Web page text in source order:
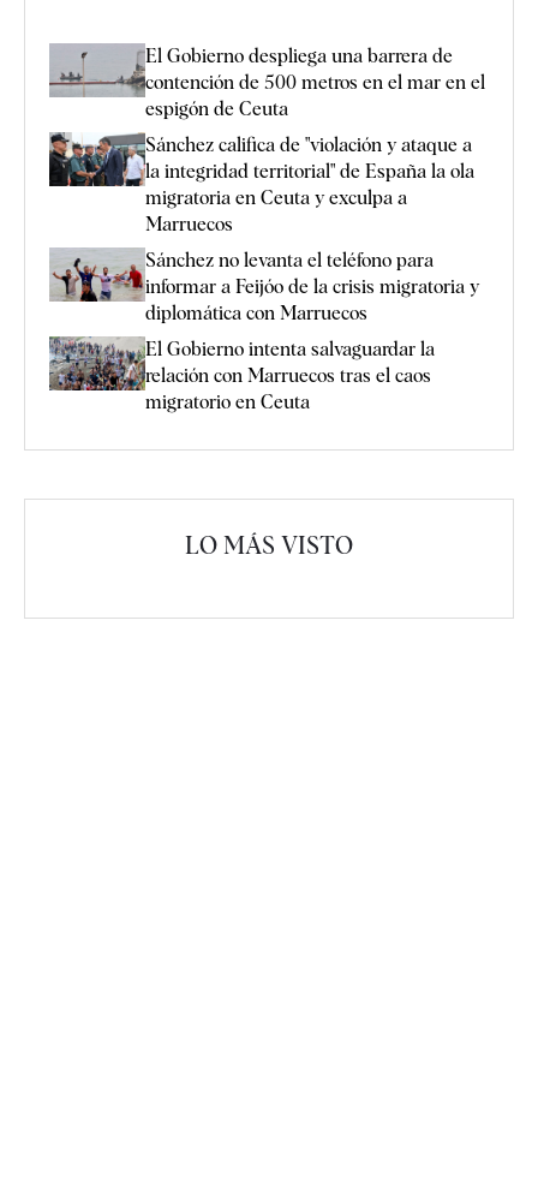
El Gobierno despliega una barrera de
contención de 500 metros en el mar en el
espigón de Ceuta
Sánchez califica de "violación y ataque a
la integridad territorial" de España la ola
migratoria en Ceuta y exculpa a
Marruecos
Sánchez no levanta el teléfono para
informar a Feijóo de la crisis migratoria y
diplomática con Marruecos
El Gobierno intenta salvaguardar la
relación con Marruecos tras el caos
migratorio en Ceuta
LO MÁS VISTO